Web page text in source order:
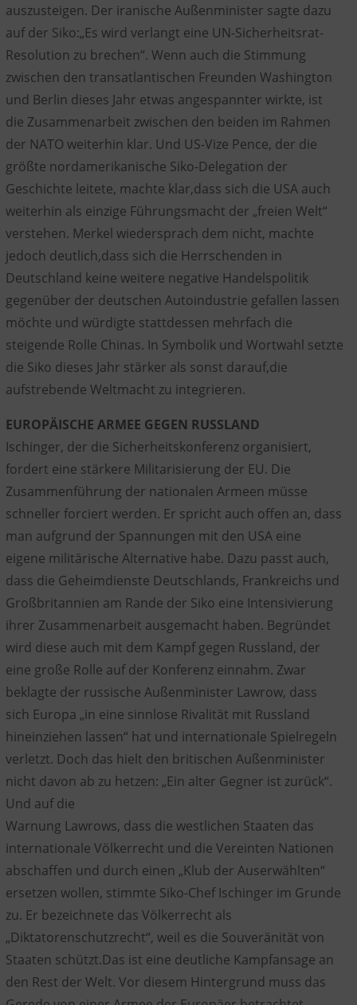
auszusteigen. Der iranische Außenminister sagte dazu
auf der Siko:„Es wird verlangt eine UN-Sicherheitsrat-
Resolution zu brechen“. Wenn auch die Stimmung
zwischen den transatlantischen Freunden Washington
und Berlin dieses Jahr etwas angespannter wirkte, ist
die Zusammenarbeit zwischen den beiden im Rahmen
der NATO weiterhin klar. Und US-Vize Pence, der die
größte nordamerikanische Siko-Delegation der
Geschichte leitete, machte klar,dass sich die USA auch
weiterhin als einzige Führungsmacht der „freien Welt“
verstehen. Merkel wiedersprach dem nicht, machte
jedoch deutlich,dass sich die Herrschenden in
Deutschland keine weitere negative Handelspolitik
gegenüber der deutschen Autoindustrie gefallen lassen
möchte und würdigte stattdessen mehrfach die
steigende Rolle Chinas. In Symbolik und Wortwahl setzte
die Siko dieses Jahr stärker als sonst darauf,die
aufstrebende Weltmacht zu integrieren.
EUROPÄISCHE ARMEE GEGEN RUSSLAND
Ischinger, der die Sicherheitskonferenz organisiert,
fordert eine stärkere Militarisierung der EU. Die
Zusammenführung der nationalen Armeen müsse
schneller forciert werden. Er spricht auch offen an, dass
man aufgrund der Spannungen mit den USA eine
eigene militärische Alternative habe. Dazu passt auch,
dass die Geheimdienste Deutschlands, Frankreichs und
Großbritannien am Rande der Siko eine Intensivierung
ihrer Zusammenarbeit ausgemacht haben. Begründet
wird diese auch mit dem Kampf gegen Russland, der
eine große Rolle auf der Konferenz einnahm. Zwar
beklagte der russische Außenminister Lawrow, dass
sich Europa „in eine sinnlose Rivalität mit Russland
hineinziehen lassen“ hat und internationale Spielregeln
verletzt. Doch das hielt den britischen Außenminister
nicht davon ab zu hetzen: „Ein alter Gegner ist zurück“.
Und auf die
Warnung Lawrows, dass die westlichen Staaten das
internationale Völkerrecht und die Vereinten Nationen
abschaffen und durch einen „Klub der Auserwählten“
ersetzen wollen, stimmte Siko-Chef Ischinger im Grunde
zu. Er bezeichnete das Völkerrecht als
„Diktatorenschutzrecht“, weil es die Souveränität von
Staaten schützt.Das ist eine deutliche Kampfansage an
den Rest der Welt. Vor diesem Hintergrund muss das